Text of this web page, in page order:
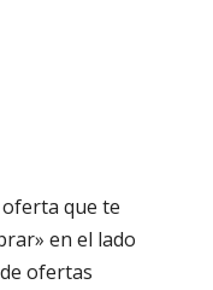
que te
en el lado
ofertas